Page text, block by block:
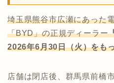
埼玉県熊谷市広瀬にあった
「BYD」の正規ディーラー
2026年6月30日（火）をも
店舗は閉店後、群馬県前橋